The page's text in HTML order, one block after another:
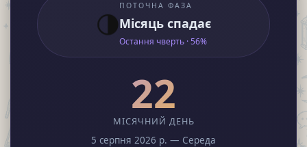
🌗
ПОТОЧНА ФАЗА
Місяць спадає
Остання чверть · 56%
22
МІСЯЧНИЙ ДЕНЬ
5 серпня 2026 р. — Середа